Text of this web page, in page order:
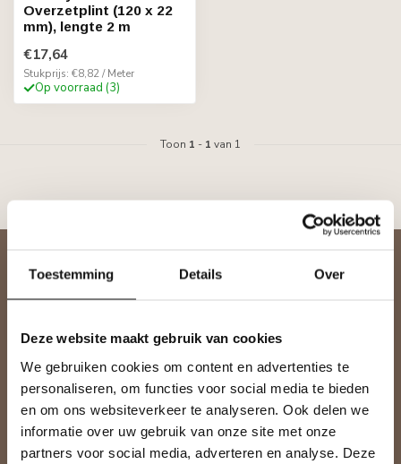
Toestemming Details Over
Deze website maakt gebruik van cookies
We gebruiken cookies om content en advertenties te
personaliseren, om functies voor social media te bieden
en om ons websiteverkeer te analyseren. Ook delen we
informatie over uw gebruik van onze site met onze
partners voor social media, adverteren en analyse. Deze
Overzetplint (120 x 22
mm), lengte 2 m
€17,64
Stukprijs: €8,82 / Meter
Op voorraad (3)
Toon 1 - 1 van 1
Meer informatie
Heeft u een vraag over een product of uw bestelling? Op onze
klantenservicepagina vindt u onze contactgegevens, antwoorden
op veelgestelde vragen en alle mogelijkheden om contact met
ons op te nemen.
Abonneer je op onze nieuwsbrief
Blijf op de hoogte over onze laatste acties